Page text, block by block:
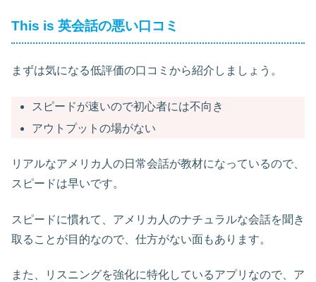
This is 英会話の悪い口コミ
まずは気になる低評価の口コミから紹介しましょう。
スピードが速いので初心者には不向き
アウトプットの場がない
リアルなアメリカ人の日常会話が教材になっているので、
スピードは早いです。
スピードに慣れて、アメリカ人のナチュラルな会話を聞き
取ることが目的なので、仕方がない面もあります。
また、リスニングを強化に特化しているアプリなので、ア